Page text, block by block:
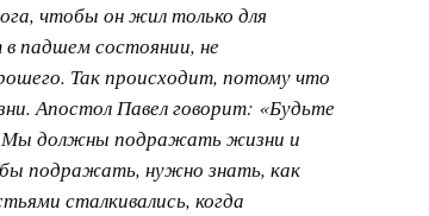
чтобы он жил только для
падшем состоянии, не
Так происходит, потому что
Апостол Павел говорит: «Будьте
Мы должны подражать жизни и
подражать, нужно знать, как
сталкивались, когда